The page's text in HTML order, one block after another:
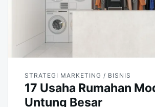
STRATEGI MARKETING / BISNIS
17 Usaha Rumahan
Untung Besar